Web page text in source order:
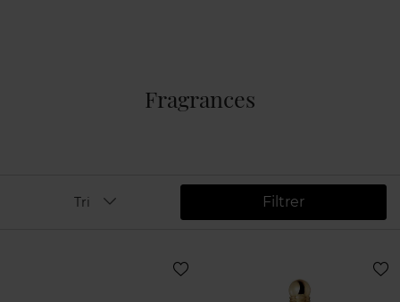
Fragrances
Filtrer
Tri